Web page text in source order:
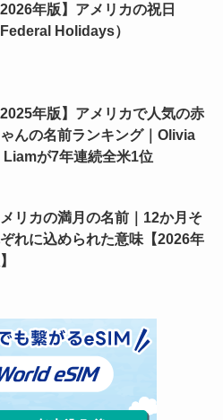
2026年版】アメリカの祝日
Federal Holidays）
2025年版】アメリカで人気の赤
んの名前ランキング｜Olivia
Liamが7年連続全米1位
リカの満月の名前｜12か月そ
れに込められた意味【2026年